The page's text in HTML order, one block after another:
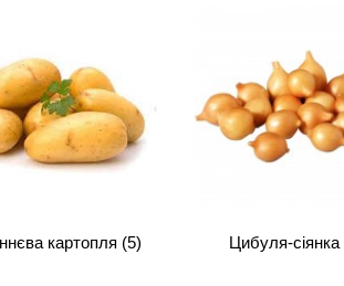
картопля (5) Цибуля-сіянка